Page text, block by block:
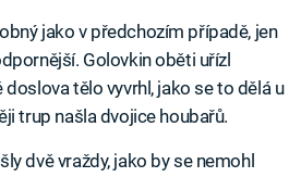
jako v předchozím případě, jen
Golovkin oběti uřízl
tělo vyvrhl, jako se to dělá u
trup našla dvojice houbařů.
dvě vraždy, jako by se nemohl